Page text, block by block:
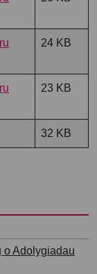
24 KB
23 KB
32 KB
o Adolygiadau